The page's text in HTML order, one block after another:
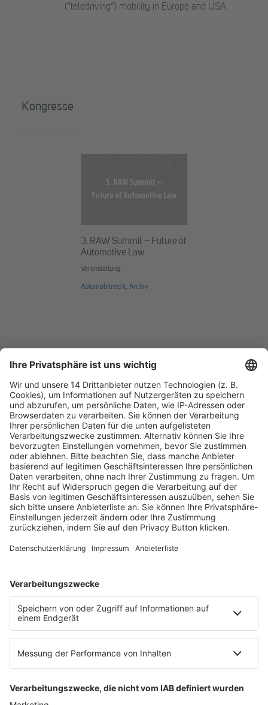
(“teledriving”) mobility in Europe and USA
Kongresse
3. RAW Summit – Future of
Automotive Law
Veranstaltung
Automobilrecht, Archiv
Fachmedien Recht und Wirtschaft
Ein Fachbereich der
dfv Mediengruppe
Mainzer Landstr. 251
60326 Frankfurt am Main
E-Mail:info@ruw.de
Web:https://www.ruw.de
AGB
Datenschutzerklärung
Genderhinweis
Cookie-Einstellungen